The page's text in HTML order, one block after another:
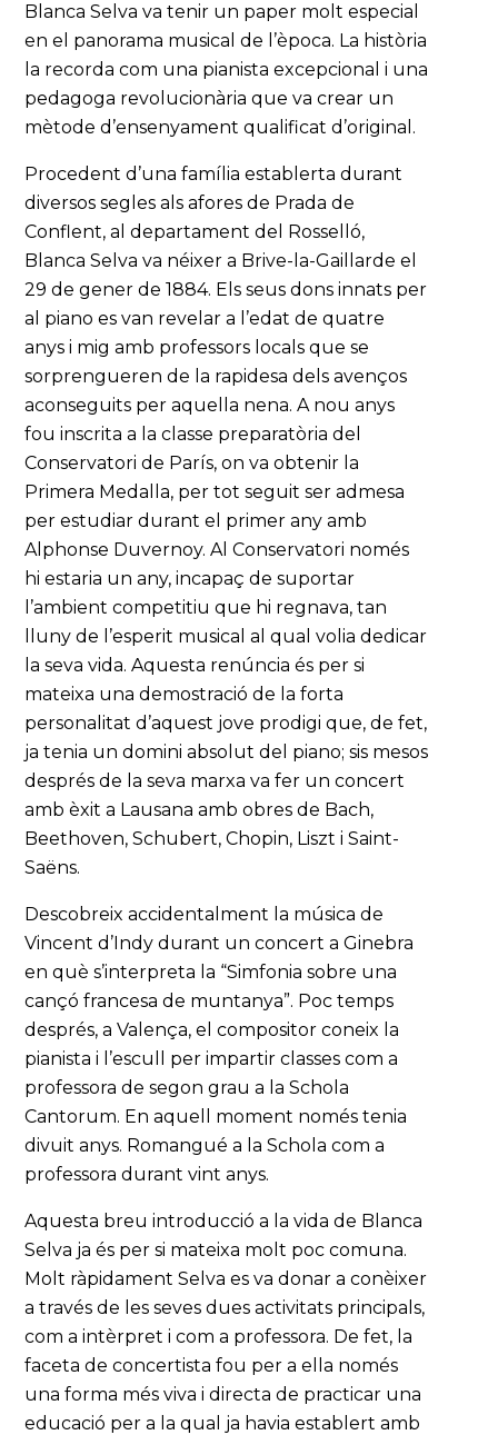
Blanca Selva va tenir un paper molt especial
en el panorama musical de l’època. La història
la recorda com una pianista excepcional i una
pedagoga revolucionària que va crear un
mètode d’ensenyament qualificat d’original.
Procedent d’una família establerta durant
diversos segles als afores de Prada de
Conflent, al departament del Rosselló,
Blanca Selva va néixer a Brive-la-Gaillarde el
29 de gener de 1884. Els seus dons innats per
al piano es van revelar a l’edat de quatre
anys i mig amb professors locals que se
sorprengueren de la rapidesa dels avenços
aconseguits per aquella nena. A nou anys
fou inscrita a la classe preparatòria del
Conservatori de París, on va obtenir la
Primera Medalla, per tot seguit ser admesa
per estudiar durant el primer any amb
Alphonse Duvernoy. Al Conservatori només
hi estaria un any, incapaç de suportar
l’ambient competitiu que hi regnava, tan
lluny de l’esperit musical al qual volia dedicar
la seva vida. Aquesta renúncia és per si
mateixa una demostració de la forta
personalitat d’aquest jove prodigi que, de fet,
ja tenia un domini absolut del piano; sis mesos
després de la seva marxa va fer un concert
amb èxit a Lausana amb obres de Bach,
Beethoven, Schubert, Chopin, Liszt i Saint-
Saëns.
Descobreix accidentalment la música de
Vincent d’Indy durant un concert a Ginebra
en què s’interpreta la “Simfonia sobre una
cançó francesa de muntanya”. Poc temps
després, a Valença, el compositor coneix la
pianista i l’escull per impartir classes com a
professora de segon grau a la Schola
Cantorum. En aquell moment només tenia
divuit anys. Romangué a la Schola com a
professora durant vint anys.
Aquesta breu introducció a la vida de Blanca
Selva ja és per si mateixa molt poc comuna.
Molt ràpidament Selva es va donar a conèixer
a través de les seves dues activitats principals,
com a intèrpret i com a professora. De fet, la
faceta de concertista fou per a ella només
una forma més viva i directa de practicar una
educació per a la qual ja havia establert amb